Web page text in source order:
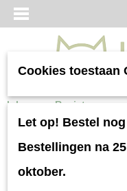
Inloggen Registreren
Hondenvoer
Hondenbrok
Cookies toestaan
Let op! Bestel
Bestellingen na
oktober.